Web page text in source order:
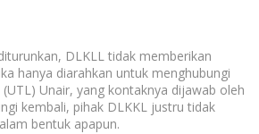
DLKLL tidak memberikan
hanya diarahkan untuk menghubungi
Unair, yang kontaknya dijawab oleh
kembali, pihak DLKKL justru tidak
bentuk apapun.